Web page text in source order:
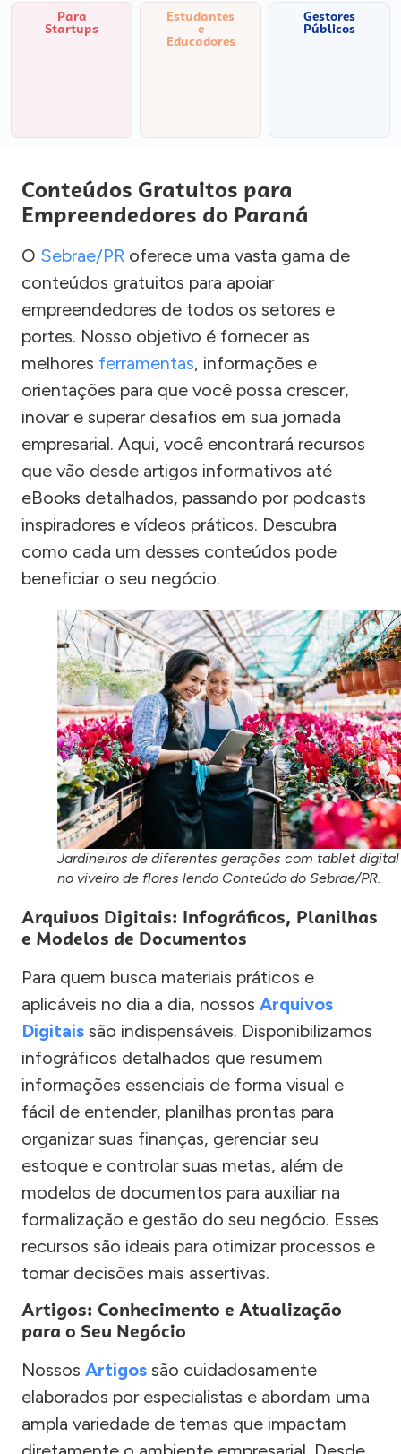
Para
Startups
Estudantes
e
Educadores
Gestores
Públicos
Conteúdos Gratuitos para
Empreendedores do Paraná
O Sebrae/PR oferece uma vasta gama de
conteúdos gratuitos para apoiar
empreendedores de todos os setores e
portes. Nosso objetivo é fornecer as
melhores ferramentas, informações e
orientações para que você possa crescer,
inovar e superar desafios em sua jornada
empresarial. Aqui, você encontrará recursos
que vão desde artigos informativos até
eBooks detalhados, passando por podcasts
inspiradores e vídeos práticos. Descubra
como cada um desses conteúdos pode
beneficiar o seu negócio.
Jardineiros de diferentes gerações com tablet digital
no viveiro de flores lendo Conteúdo do Sebrae/PR.
Arquivos Digitais: Infográficos, Planilhas
e Modelos de Documentos
Para quem busca materiais práticos e
aplicáveis no dia a dia, nossos Arquivos
Digitais são indispensáveis. Disponibilizamos
infográficos detalhados que resumem
informações essenciais de forma visual e
fácil de entender, planilhas prontas para
organizar suas finanças, gerenciar seu
estoque e controlar suas metas, além de
modelos de documentos para auxiliar na
formalização e gestão do seu negócio. Esses
recursos são ideais para otimizar processos e
tomar decisões mais assertivas.
Artigos: Conhecimento e Atualização
para o Seu Negócio
Nossos Artigos são cuidadosamente
elaborados por especialistas e abordam uma
ampla variedade de temas que impactam